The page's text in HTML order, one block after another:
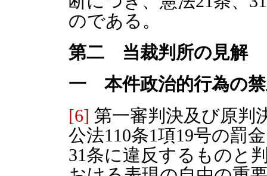
のである。
第二 当裁判所の見解
一 本件政治的行為の
[6] 第一審判決及び原判
公法110条1項19号の罰
31条に違反するものと